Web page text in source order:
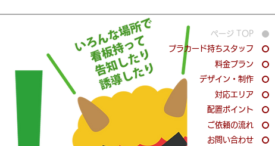
ページ TOP
プラカード持ちスタッフ
料金プラン
デザイン・制作
対応エリア
配置ポイント
ご依頼の流れ
お問い合わせ